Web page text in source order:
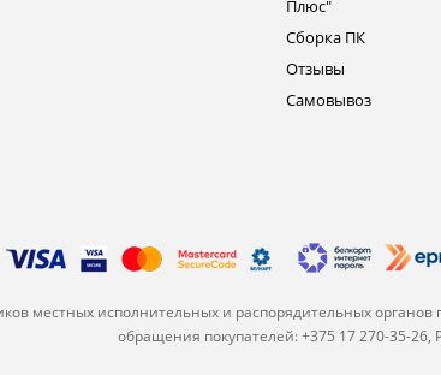
Плюс"
Сборка ПК
Отзывы
Самовывоз
местных исполнительных и распорядительных
обращения покупателей: +375 17 270-35-